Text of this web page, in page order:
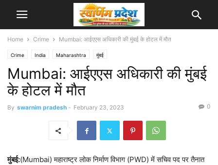
Home Crime Mumbai: आईएएस अधिकारी की मुंबई के होटल में मौत
Crime India Maharashtra मुंबई
Mumbai: आईएएस अधिकारी की मुंबई
के होटल में मौत
By swarnim pradesh - February 23, 2023 0
मुंबई:(Mumbai) महाराष्ट्र लोक निर्माण विभाग (PWD) में सचिव पद पर तैनात